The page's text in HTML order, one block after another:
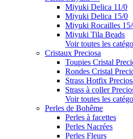
Miyuki Delica 11/0
Miyuki Delica 15/0
Miyuki Rocailles
Miyuki Tila Beads
Voir toutes les
Cristaux Preciosa
Toupies Cristal
Rondes Cristal
Strass Hotfix
Strass à coller
Voir toutes les
Perles de Bohême
Perles à facettes
Perles Nacrées
Perles Fleurs